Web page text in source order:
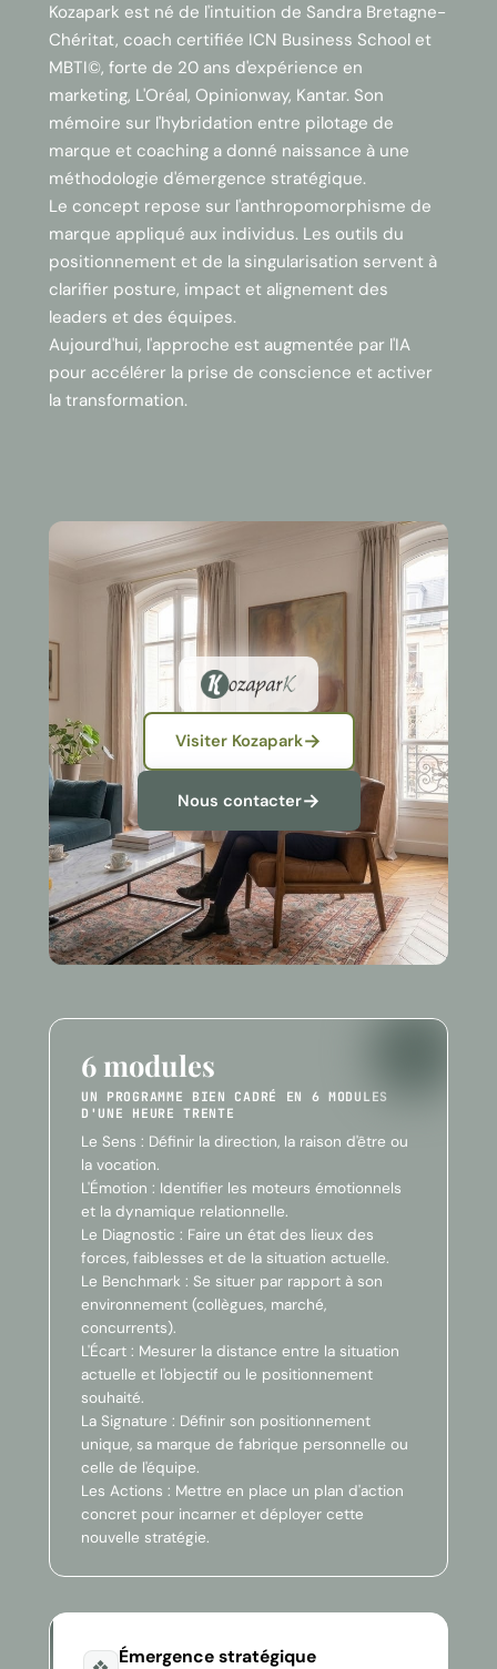
Kozapark est né de l'intuition de Sandra Bretagne-
Chéritat, coach certifiée ICN Business School et
MBTI©, forte de 20 ans d'expérience en
marketing, L'Oréal, Opinionway, Kantar. Son
mémoire sur l'hybridation entre pilotage de
marque et coaching a donné naissance à une
méthodologie d'émergence stratégique.
Le concept repose sur l'anthropomorphisme de
marque appliqué aux individus. Les outils du
positionnement et de la singularisation servent à
clarifier posture, impact et alignement des
leaders et des équipes.
Aujourd'hui, l'approche est augmentée par l'IA
pour accélérer la prise de conscience et activer
la transformation.
Visiter Kozapark
Nous contacter
6 modules
UN PROGRAMME BIEN CADRÉ EN 6 MODULES
D'UNE HEURE TRENTE
Le Sens : Définir la direction, la raison d'être ou
la vocation.
L'Émotion : Identifier les moteurs émotionnels
et la dynamique relationnelle.
Le Diagnostic : Faire un état des lieux des
forces, faiblesses et de la situation actuelle.
Le Benchmark : Se situer par rapport à son
environnement (collègues, marché,
concurrents).
L'Écart : Mesurer la distance entre la situation
actuelle et l'objectif ou le positionnement
souhaité.
La Signature : Définir son positionnement
unique, sa marque de fabrique personnelle ou
celle de l'équipe.
Les Actions : Mettre en place un plan d'action
concret pour incarner et déployer cette
nouvelle stratégie.
Émergence stratégique